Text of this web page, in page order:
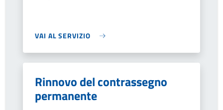
VAI AL SERVIZIO
Rinnovo del contrassegno
permanente